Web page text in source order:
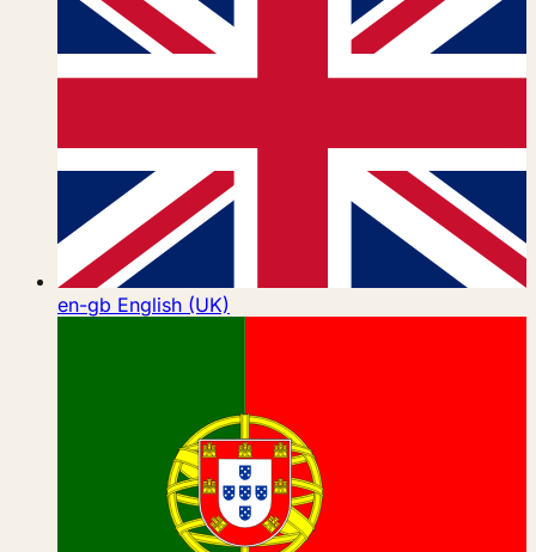
en-gb English (UK)